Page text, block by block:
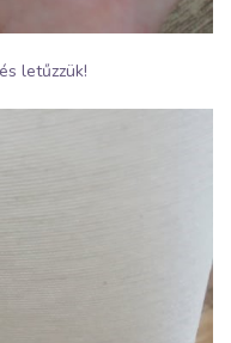
letűzzük!